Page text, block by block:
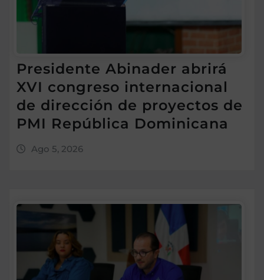
Presidente Abinader abrirá
XVI congreso internacional
de dirección de proyectos de
PMI República Dominicana
Ago 5, 2026